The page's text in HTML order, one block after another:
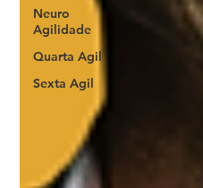
Neuro
Agilidade
Quarta Agil
Sexta Agil